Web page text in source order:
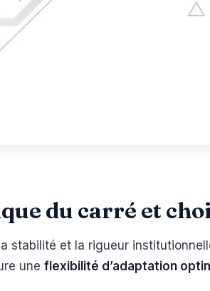
du carré et
stabilité et la rigueur
une flexibilité d’adaptation